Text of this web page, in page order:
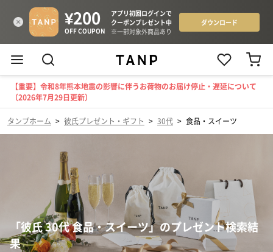
【重要】令和8年熊本地震の影響に伴うお荷物のお届け停止・遅延について
（2026年7月29日更新）
タンプホーム > 彼氏プレゼント・ギフト > 30代 > 食品・スイーツ
「彼氏 30代 食品・スイーツ」のプレゼント検索結
果